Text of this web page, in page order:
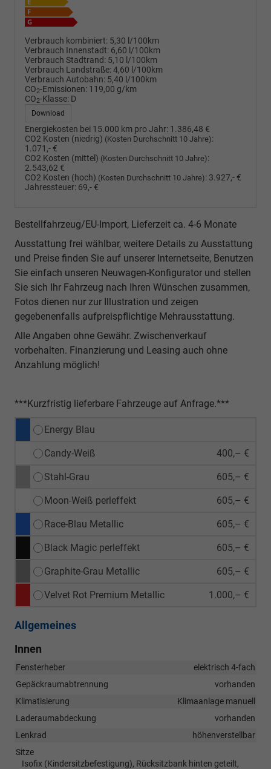
Verbrauch kombiniert: 5,30 l/100km
Verbrauch Innenstadt: 6,60 l/100km
Verbrauch Stadtrand: 5,10 l/100km
Verbrauch Landstraße:4,60 l/100km
Verbrauch Autobahn: 5,40 l/100km
CO2-Emissionen: 119,00 g/km
CO2-Klasse: D
Download
Energiekosten bei 15.000 km pro Jahr: 1.386,48 €
CO2 Kosten (niedrig) (Kosten Durchschnitt 10 Jahre):
1.071,- €
CO2 Kosten (mittel) (Kosten Durchschnitt 10 Jahre):
2.543,62 €
CO2 Kosten (hoch) (Kosten Durchschnitt 10 Jahre): 3.927,- €
Jahressteuer: 69,- €
Bestellfahrzeug/EU-Import, Lieferzeit ca. 4-6 Monate
Ausstattung frei wählbar, weitere Details zu Ausstattung
und Preise finden Sie auf unserer Internetseite, Benutzen
Sie einfach unseren Neuwagen-Konfigurator und stellen
Sie sich Ihr Fahrzeug nach Ihren Wünschen zusammen,
Fotos dienen nur zur Illustration und zeigen
gegebenenfalls aufpreispflichtige Mehrausstattung.
Alle Angaben ohne Gewähr. Zwischenverkauf
vorbehalten. Finanzierung und Leasing auch ohne
Anzahlung möglich!
***Kurzfristig lieferbare Fahrzeuge auf Anfrage.***
Energy Blau
Candy-Weiß 400,– €
Stahl-Grau 605,– €
Moon-Weiß perleffekt 605,– €
Race-Blau Metallic 605,– €
Black Magic perleffekt 605,– €
Graphite-Grau Metallic 605,– €
Velvet Rot Premium Metallic 1.000,– €
Allgemeines
Innen
Fensterheber
elektrisch 4-fach
Gepäckraumabtrennung
vorhanden
Klimatisierung
Klimaanlage manuell
Laderaumabdeckung
vorhanden
Lenkrad
höhenverstellbar
Sitze
Isofix (Kindersitzbefestigung), Rücksitzbank hinten geteilt,